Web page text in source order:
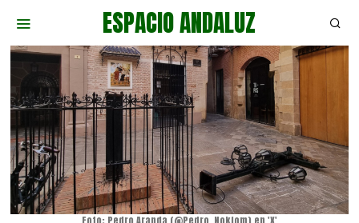
ESPACIO ANDALUZ